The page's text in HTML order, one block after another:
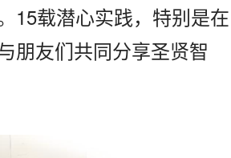
15载潜心实践，特别是在
朋友们共同分享圣贤智